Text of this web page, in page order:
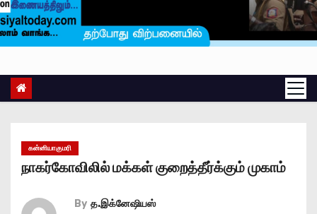
கன்னியாகுமரி
நாகர்கோவிலில் மக்கள் குறைத்தீர்க்கும் முகாம்
By த.இக்னேஷியஸ்